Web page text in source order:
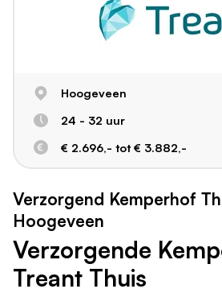
Hoogeveen
24 - 32 uur
€ 2.696,- tot € 3.882,-
Verzorgend Kemperhof
Hoogeveen
Verzorgende
Treant Thuis